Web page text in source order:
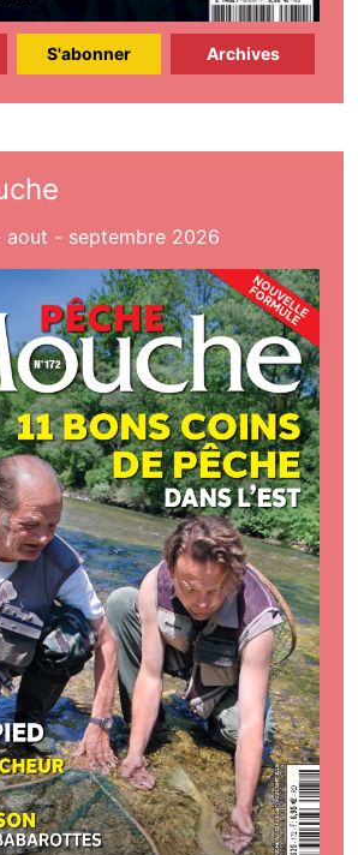
S'abonner Archives
aout - septembre 2026